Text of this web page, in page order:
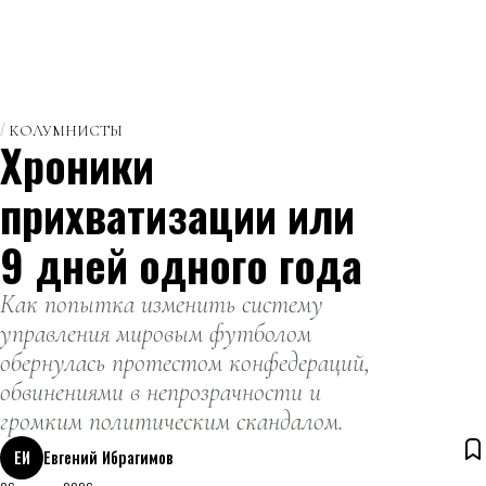
КОЛУМНИСТЫ
Хроники
прихватизации или
9 дней одного года
Как попытка изменить систему
управления мировым футболом
обернулась протестом конфедераций,
обвинениями в непрозрачности и
громким политическим скандалом.
ЕИ
Евгений Ибрагимов